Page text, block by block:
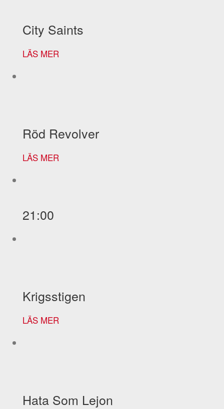
City Saints
LÄS MER
Röd Revolver
LÄS MER
21:00
Krigsstigen
LÄS MER
Hata Som Lejon